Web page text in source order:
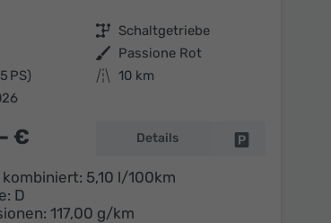
Getriebe Schaltgetriebe
Außenfarbe Passione Rot
PS) Kilometerstand 10 km
€ Details
5,10 l/100km
D
117,00 g/km